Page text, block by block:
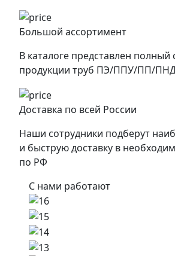
Большой ассортимент
В каталоге представлен полный
продукции труб ПЭ/ППУ/ПП/
Доставка по всей России
Наши сотрудники подберут
и быструю доставку в
по РФ
С нами работают